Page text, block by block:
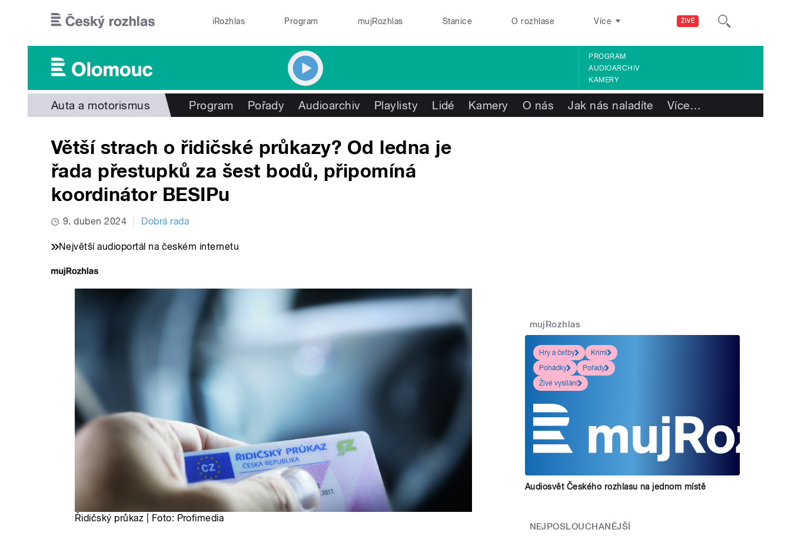
ŽIVĚ
iRozhlas Program mujRozhlas Stanice O rozhlase Více
PROGRAM
AUDIOARCHIV
KAMERY
Auta a motorismus Program Pořady Audioarchiv Playlisty Lidé Kamery O nás Jak nás naladíte Více…
Větší strach o řidičské průkazy? Od ledna je
řada přestupků za šest bodů, připomíná
koordinátor BESIPu
9. duben 2024 Dobrá rada
Největší audioportál na českém internetu
Řidičský průkaz | Foto: Profimedia
mujRozhlas
Hry a četby
Krimi
Pohádky
Pořady
Živé vysílání
Audiosvět Českého rozhlasu na jednom místě
NEJPOSLOUCHANĚJŠÍ